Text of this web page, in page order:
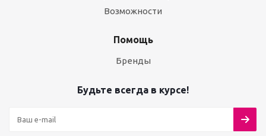
Возможности
Помощь
Бренды
Будьте всегда в курсе!